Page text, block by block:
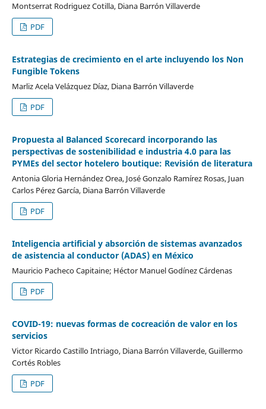
Montserrat Rodriguez Cotilla, Diana Barrón Villaverde
PDF
Estrategias de crecimiento en el arte incluyendo los Non
Fungible Tokens
Marliz Acela Velázquez Díaz, Diana Barrón Villaverde
PDF
Propuesta al Balanced Scorecard incorporando las
perspectivas de sostenibilidad e industria 4.0 para las
PYMEs del sector hotelero boutique: Revisión de literatura
Antonia Gloria Hernández Orea, José Gonzalo Ramírez Rosas, Juan
Carlos Pérez García, Diana Barrón Villaverde
PDF
Inteligencia artificial y absorción de sistemas avanzados
de asistencia al conductor (ADAS) en México
Mauricio Pacheco Capitaine; Héctor Manuel Godínez Cárdenas
PDF
COVID-19: nuevas formas de cocreación de valor en los
servicios
Victor Ricardo Castillo Intriago, Diana Barrón Villaverde, Guillermo
Cortés Robles
PDF